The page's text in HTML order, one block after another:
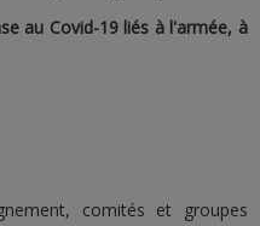
au Covid-19 liés à l'armée, à
comités et groupes